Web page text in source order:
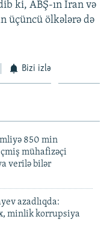
ki, ABŞ-ın İran və
üçüncü ölkələrə də
Bizi izlə
850 min
mühafizəçi
verilə bilər
azadlıqda:
minlik korrupsiya